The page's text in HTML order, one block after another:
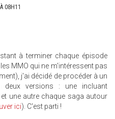
08H11
à terminer chaque épisode
MMO qui ne m'intéressent pas
j'ai décidé de procéder à un
deux versions : une incluant
une autre chaque saga autour
ici). C'est parti !